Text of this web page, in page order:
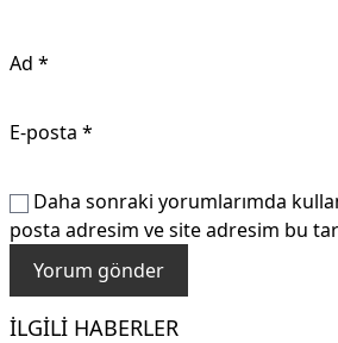
Ad *
E-posta *
Daha sonraki yorumlarımda
posta adresim ve site adresim bu
İLGILI HABERLER